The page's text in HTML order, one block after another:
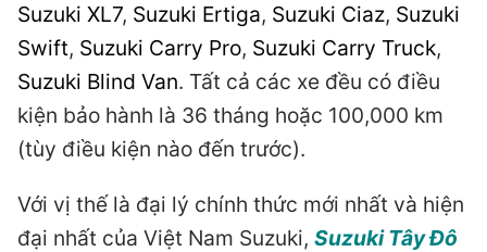
Suzuki XL7, Suzuki Ertiga, Suzuki Ciaz, Suzuki
Swift, Suzuki Carry Pro, Suzuki Carry Truck,
Suzuki Blind Van. Tất cả các xe đều có điều
kiện bảo hành là 36 tháng hoặc 100,000 km
(tùy điều kiện nào đến trước).
Với vị thế là đại lý chính thức mới nhất và hiện
đại nhất của Việt Nam Suzuki, Suzuki Tây Đô